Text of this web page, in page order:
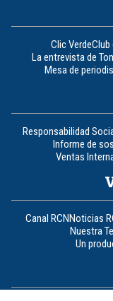
Clic VerdeClub
La entrevista de
Mesa de
Responsabilidad
Informe de
Ventas
Canal RCNNoticias
Nuestra
Un